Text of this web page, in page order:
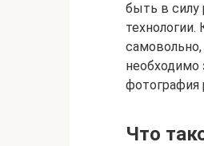
быть в силу
необходимо
фотография
Что